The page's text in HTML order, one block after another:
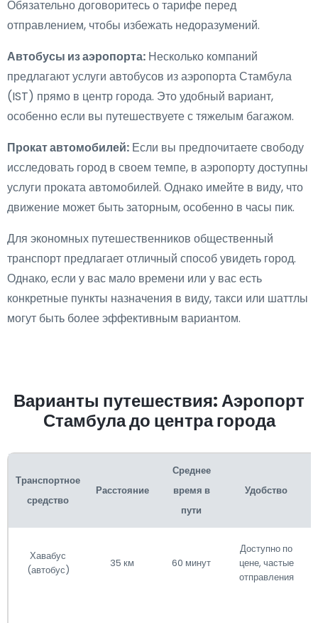
Обязательно договоритесь о тарифе перед
отправлением, чтобы избежать недоразумений.
Автобусы из аэропорта: Несколько компаний
предлагают услуги автобусов из аэропорта Стамбула
(IST) прямо в центр города. Это удобный вариант,
особенно если вы путешествуете с тяжелым багажом.
Прокат автомобилей: Если вы предпочитаете свободу
исследовать город в своем темпе, в аэропорту доступны
услуги проката автомобилей. Однако имейте в виду, что
движение может быть заторным, особенно в часы пик.
Для экономных путешественников общественный
транспорт предлагает отличный способ увидеть город.
Однако, если у вас мало времени или у вас есть
конкретные пункты назначения в виду, такси или шаттлы
могут быть более эффективным вариантом.
Варианты путешествия: Аэропорт
Стамбула до центра города
Транспортное
средство
Расстояние
Среднее
время в
пути
Удобство
Хавабус
(автобус)
35 км 60 минут
Доступно по
цене, частые
отправления